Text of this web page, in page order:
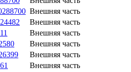
Внешняя часть
Внешняя часть
Внешняя часть
Внешняя часть
Внешняя часть
Внешняя часть